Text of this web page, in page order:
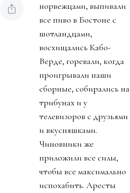
норвежцами, выпивали
все пиво в Бостоне с
шотландцами,
восхищались Кабо-
Верде, горевали, когда
проигрывали наши
сборные, собирались на
трибунах и у
телевизоров с друзьями
и вкусняшками.
Чиновники же
приложили все силы,
чтобы все максимально
испохабить. Аресты